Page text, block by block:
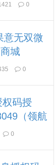
0
意无双微
城
0
权码授
（领航
0